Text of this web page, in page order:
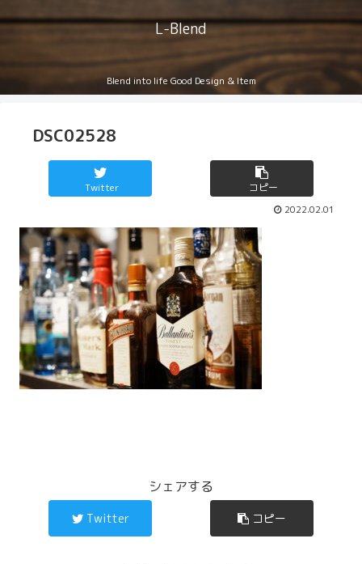
L-Blend
Blend into life Good Design & Item
DSC02528
Twitter コピー
2022.02.01
シェアする
Twitter コピー